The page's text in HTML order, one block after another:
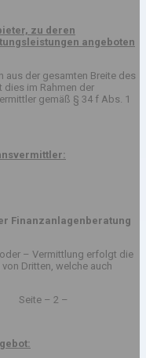
zu deren
angeboten
aus der gesamten Breite des
im Rahmen der
gemäß § 34 f Abs. 1
Finanzanlagenberatung
– Vermittlung erfolgt die
Dritten, welche auch
– 2 –